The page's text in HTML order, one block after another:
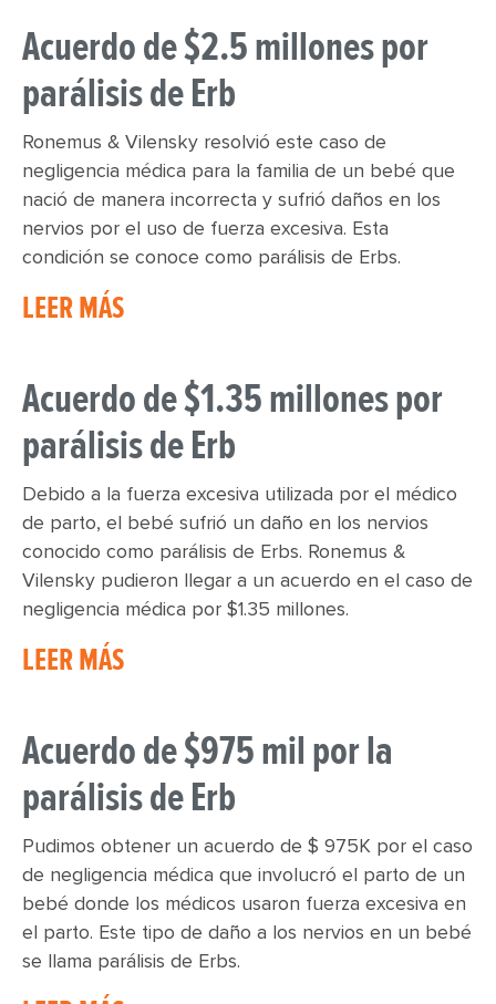
Acuerdo de $2.5 millones por
parálisis de Erb
Ronemus & Vilensky resolvió este caso de
negligencia médica para la familia de un bebé que
nació de manera incorrecta y sufrió daños en los
nervios por el uso de fuerza excesiva. Esta
condición se conoce como parálisis de Erbs.
LEER MÁS
Acuerdo de $1.35 millones por
parálisis de Erb
Debido a la fuerza excesiva utilizada por el médico
de parto, el bebé sufrió un daño en los nervios
conocido como parálisis de Erbs. Ronemus &
Vilensky pudieron llegar a un acuerdo en el caso de
negligencia médica por $1.35 millones.
LEER MÁS
Acuerdo de $975 mil por la
parálisis de Erb
Pudimos obtener un acuerdo de $ 975K por el caso
de negligencia médica que involucró el parto de un
bebé donde los médicos usaron fuerza excesiva en
el parto. Este tipo de daño a los nervios en un bebé
se llama parálisis de Erbs.